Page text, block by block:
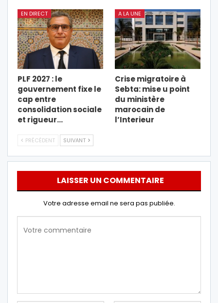
EN DIRECT
PLF 2027 : le
gouvernement fixe le
cap entre
consolidation sociale
et rigueur…
A LA UNE
Crise migratoire à
Sebta: mise u point
du ministère
marocain de
l’Interieur
PRÉCÉDENT SUIVANT
LAISSER UN COMMENTAIRE
Votre adresse email ne sera pas publiée.